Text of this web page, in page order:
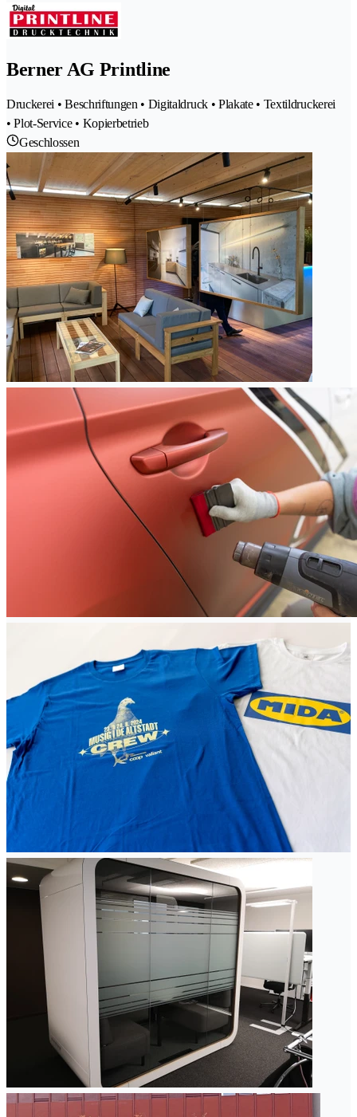
Berner AG Printline
Druckerei • Beschriftungen • Digitaldruck • Plakate • Textildruckerei
• Plot-Service • Kopierbetrieb
Geschlossen